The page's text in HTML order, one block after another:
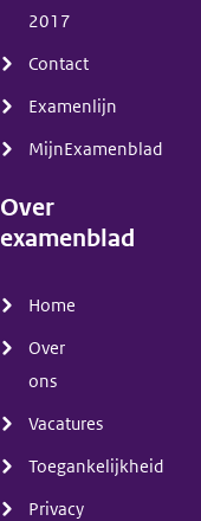
2017
Contact
Examenlijn
MijnExamenblad
Over
examenblad
Home
Over
ons
Vacatures
Toegankelijkheid
Privacy